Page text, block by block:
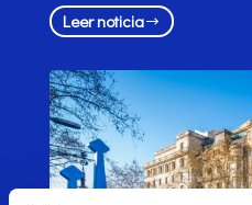
Leer noticia